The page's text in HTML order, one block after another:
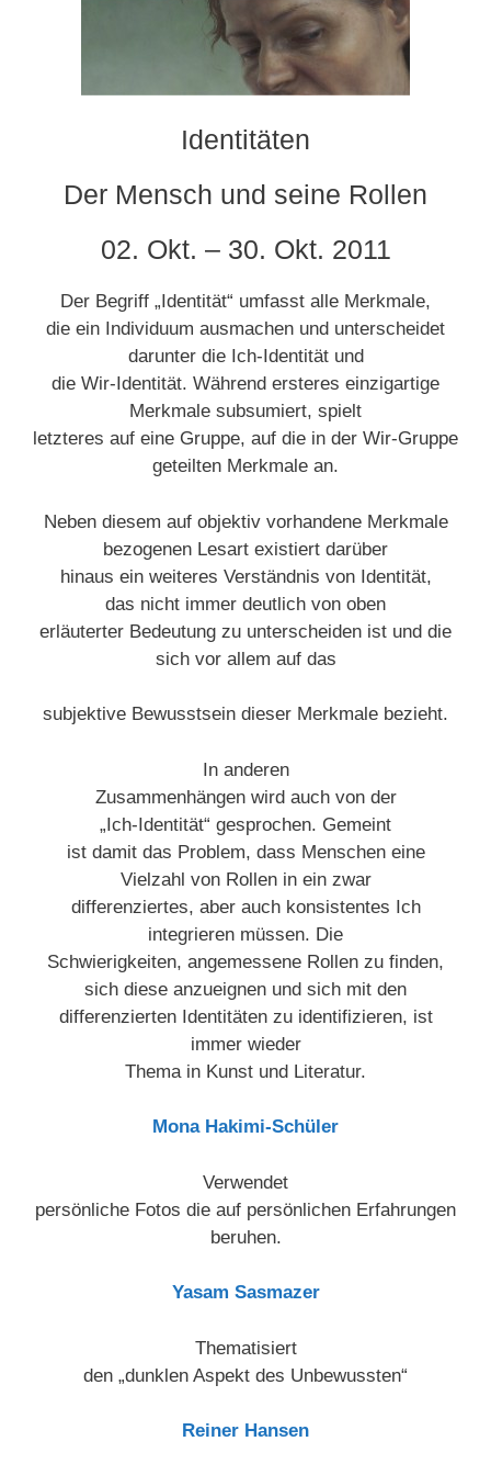
Identitäten
Der Mensch und seine Rollen
02. Okt. – 30. Okt. 2011
Der Begriff „Identität“ umfasst alle Merkmale,
die ein Individuum ausmachen und unterscheidet
darunter die Ich-Identität und
die Wir-Identität. Während ersteres einzigartige
Merkmale subsumiert, spielt
letzteres auf eine Gruppe, auf die in der Wir-Gruppe
geteilten Merkmale an.
Neben diesem auf objektiv vorhandene Merkmale
bezogenen Lesart existiert darüber
hinaus ein weiteres Verständnis von Identität,
das nicht immer deutlich von oben
erläuterter Bedeutung zu unterscheiden ist und die
sich vor allem auf das
subjektive Bewusstsein dieser Merkmale bezieht.
In anderen
Zusammenhängen wird auch von der
„Ich-Identität“ gesprochen. Gemeint
ist damit das Problem, dass Menschen eine
Vielzahl von Rollen in ein zwar
differenziertes, aber auch konsistentes Ich
integrieren müssen. Die
Schwierigkeiten, angemessene Rollen zu finden,
sich diese anzueignen und sich mit den
differenzierten Identitäten zu identifizieren, ist
immer wieder
Thema in Kunst und Literatur.
Mona Hakimi-Schüler
Verwendet
persönliche Fotos die auf persönlichen Erfahrungen
beruhen.
Yasam Sasmazer
Thematisiert
den „dunklen Aspekt des Unbewussten“
Reiner Hansen